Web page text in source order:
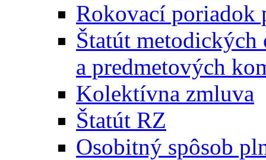
Rokovací poriadok
Štatút
a predmetových
Kolektívna zmluva
Štatút RZ
Osobitný spôsob